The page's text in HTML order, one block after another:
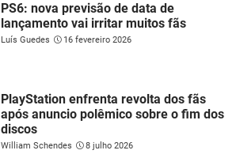
PS6: nova previsão de data de
lançamento vai irritar muitos fãs
Luís Guedes 16 fevereiro 2026
PlayStation enfrenta revolta dos fãs
após anuncio polêmico sobre o fim dos
discos
William Schendes 8 julho 2026